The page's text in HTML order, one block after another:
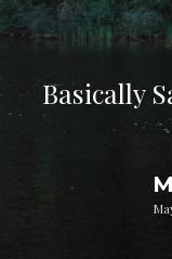
Basically